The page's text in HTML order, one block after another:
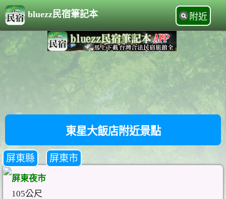
bluezz民宿筆記本 附近
東星大飯店附近景點
屏東縣 屏東市
屏東夜市
105公尺